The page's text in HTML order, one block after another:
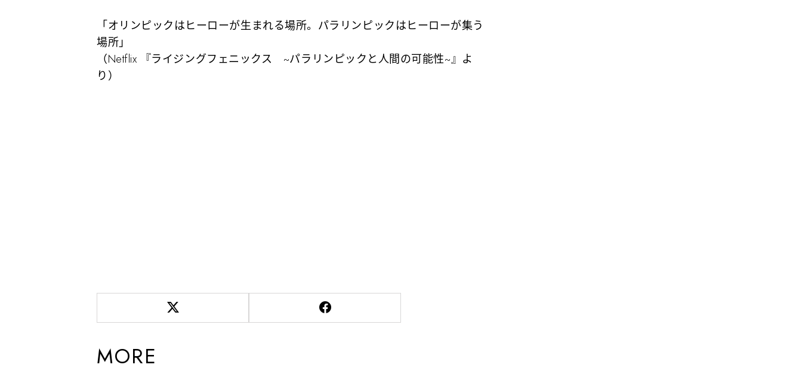
「オリンピックはヒーローが生まれる場所。パラリンピックはヒーローが集う
場所」
（Netflix 『ライジングフェニックス ~パラリンピックと人間の可能性~』よ
り）
MORE